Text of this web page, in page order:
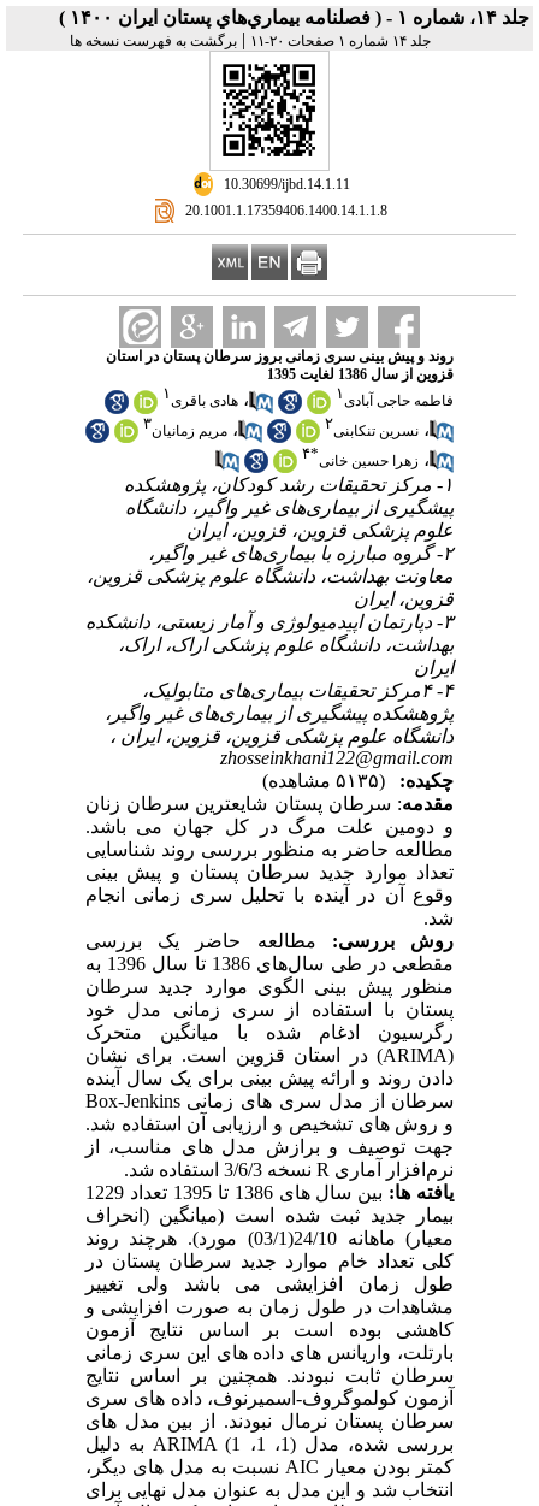
جلد ۱۴، شماره ۱ - ( فصلنامه بيماري‌هاي پستان ايران ۱۴۰۰ )
جلد ۱۴ شماره ۱ صفحات ۲۰-۱۱ | برگشت به فهرست نسخه ها
‎ 10.30699/ijbd.14.1.11
‎ 20.1001.1.17359406.1400.14.1.1.8
روند و پیش بینی سری زمانی بروز سرطان پستان در استان
قزوین از سال 1386 لغایت 1395
فاطمه حاجی آبادی۱ ، هادی باقری۱
، نسرین تنکابنی۲ ، مریم زمانیان۳
، زهرا حسین خانی*۴
۱- مرکز تحقیقات رشد کودکان، پژوهشکده
پیشگیری از بیماری‌های غیر واگیر، دانشگاه
علوم پزشکی قزوین، قزوین، ایران
۲- گروه مبارزه با بیماری‌های غیر واگیر،
معاونت بهداشت، دانشگاه علوم پزشکی قزوین،
قزوین، ایران
۳- دپارتمان اپیدمیولوژی و آمار زیستی، دانشکده
بهداشت، دانشگاه علوم پزشکی اراک، اراک،
ایران
۴- ۴مرکز تحقیقات بیماری‌های متابولیک،
پژوهشکده پیشگیری از بیماری‌های غیر واگیر،
دانشگاه علوم پزشکی قزوین، قزوین، ایران ،
zhosseinkhani122@gmail.com
چکیده:
(۵۱۳۵ مشاهده)
مقدمه: سرطان پستان شایع­ترین سرطان زنان
و دومین علت مرگ در کل جهان می­ باشد.
مطالعه حاضر به‏ منظور بررسی روند شناسایی
تعداد موارد جدید سرطان پستان و پیش­ بینی
وقوع آن در آینده با تحلیل سری زمانی انجام
شد.
روش بررسی: مطالعه حاضر یک بررسی
مقطعی در طی سال‌های 1386 تا سال 1396 به‏
منظور پیش‏ بینی الگوی موارد جدید سرطان
پستان با استفاده از سری زمانی مدل خود
رگرسیون ادغام شده با میانگین متحرک
(
ARIMA) در استان قزوین است. برای نشان
دادن روند و ارائه پیش­ بینی برای یک سال آینده
سرطان از مدل سری­ های زمانیBox-Jenkins
و روش­ های تشخیص و ارزیابی آن استفاده شد.
جهت توصیف و برازش مدل­ های مناسب، از
نرم‌افزار آماری Rنسخه 3/6/3 استفاده شد.
یافته‏ ها:
بین سال‏ های 1386 تا 1395 تعداد 1229
بیمار جدید ثبت شده است (میانگین (انحراف
معیار) ماهانه 24/10(03/1) مورد).
هرچند روند
کلی تعداد خام موارد جدید سرطان پستان در
طول زمان افزایشی می­ باشد ولی تغییر
مشاهدات در طول زمان به‏ صورت افزایشی و
کاهشی بوده است بر اساس نتایج آزمون
بارتلت، واریانس­ های داده ­های این سری زمانی
سرطان ثابت نبودند. همچنین بر اساس نتایج
آزمون کولموگروف-اسمیرنوف، داده ­های سری
سرطان پستان نرمال نبودند. از بین مدل­ های
بررسی شده، مدل (1، 1، 1)
ARIMA به دلیل
کمتر بودن معیار AIC نسبت به مدل­ های دیگر،
انتخاب شد و این مدل به عنوان مدل نهایی برای